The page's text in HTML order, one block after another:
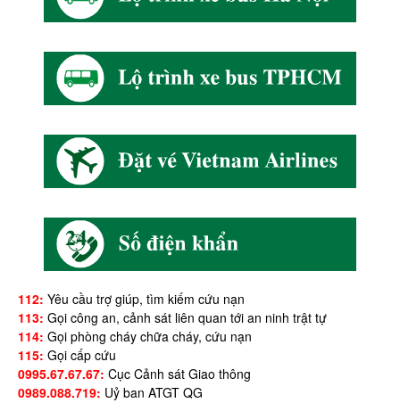
112: Yêu cầu trợ giúp, tìm kiếm cứu nạn
113: Gọi công an, cảnh sát liên quan tới an ninh trật tự
114: Gọi phòng cháy chữa cháy, cứu nạn
115: Gọi cấp cứu
0995.67.67.67: Cục Cảnh sát Giao thông
0989.088.719: Uỷ ban ATGT QG